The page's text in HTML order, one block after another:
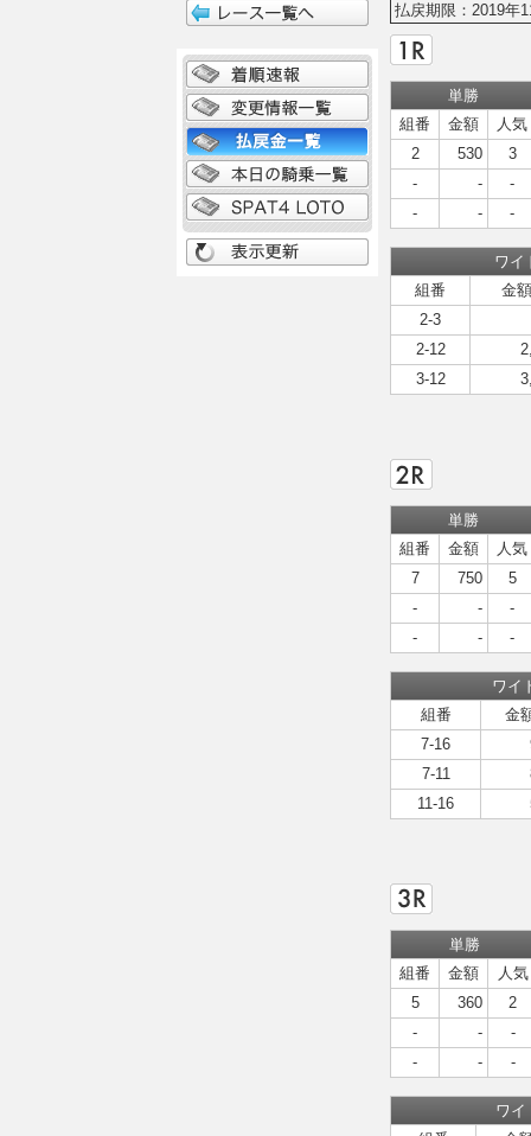
払戻期限：2019年
単勝
組番
金額
人気
2
530
3
-
-
-
-
- -
ワイ
組番
金額
2-3
2-12
3-12
単勝
組番
金額
人気
7
750
5
-
-
-
-
- -
ワイ
組番
金
7-16
7-11
11-16
単勝
組番
金額
人気
5
360
2
-
-
-
-
- -
ワイ